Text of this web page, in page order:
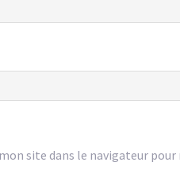
site dans le navigateur